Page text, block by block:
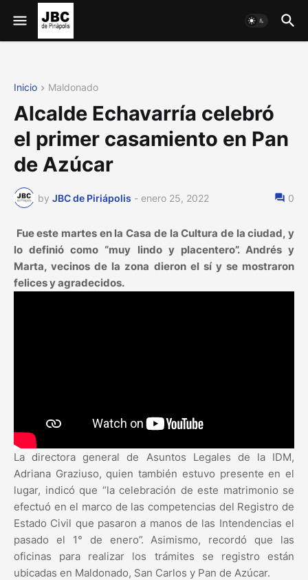
Inicio Maldonado
Alcalde Echavarría celebró
el primer casamiento en Pan
de Azúcar
by JBC de Piriápolis - enero 25, 2022 0
Fue este martes en la Casa de la Cultura de la ciudad, y
lo definió como “muy lindo y placentero”. Andrés y
Marta, vecinos de la zona dieron el sí y se mostraron
felices y agradecidos.
La directora general de Asuntos Legales de la IDM,
Adriana Graziuso, quien también estuvo presente en el
lugar, indicó que “la celebración de este matrimonio se
efectuó en el marco de las competencias del Registro de
Estado Civil que pasaron a manos de las Intendencias el
pasado el 1° de enero”. Asimismo, recordó que las
oficinas para realizar los trámites se registro están
ubicadas en Maldonado, San Carlos y Pan de Azúcar.